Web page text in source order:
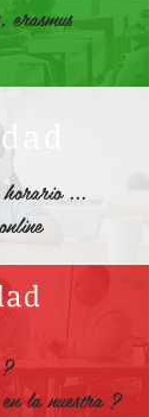
horario ...
?